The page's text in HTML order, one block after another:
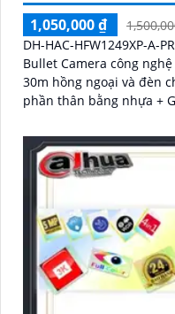
1,050,000 ₫
DH-HAC-HFW1249XP-A-
Bullet Camera công
30m hồng ngoại và đèn
phần thân bằng nhựa +